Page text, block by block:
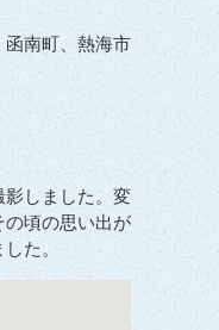
南町、熱海市
しました。変
の頃の思い出が
た。